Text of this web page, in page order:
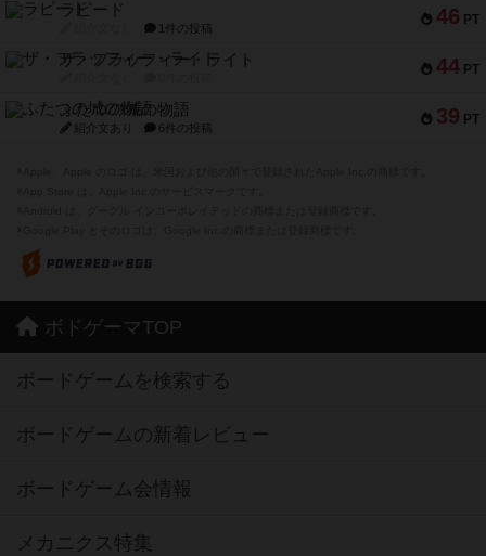
46 PT
ラピード
1件の投稿
44 PT
ザ・フラッフィー・ライト
39 PT
ふたつの城の物語
紹介文あり 6件の投稿
ボドゲーマTOP
ボードゲームを検索する
ボードゲームの新着レビュー
ボードゲーム会情報
メカニクス特集